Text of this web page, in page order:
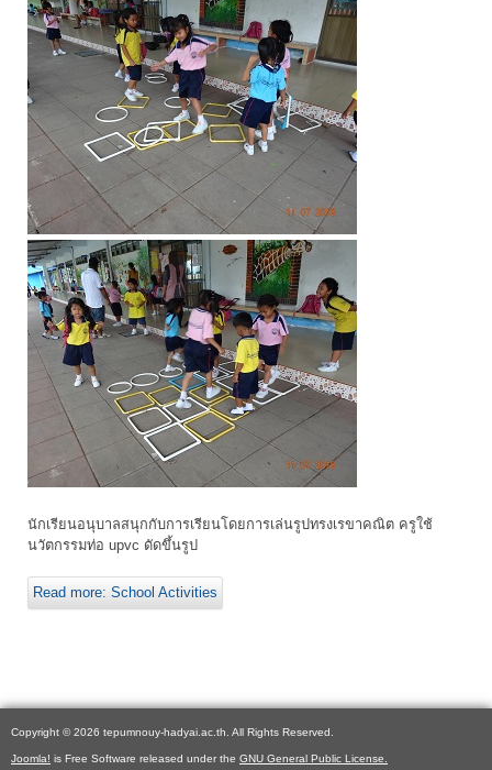
นักเรียนอนุบาลสนุกกับการเรียนโดยการเล่นรูปทรงเรขาคณิต ครูใช้
นวัตกรรมท่อ upvc ดัดขึ้นรูป
Read more: School Activities
Copyright © 2026 tepumnouy-hadyai.ac.th. All Rights Reserved.
Joomla! is Free Software released under the GNU General Public License.